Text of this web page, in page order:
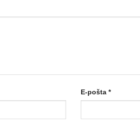
E-pošta *